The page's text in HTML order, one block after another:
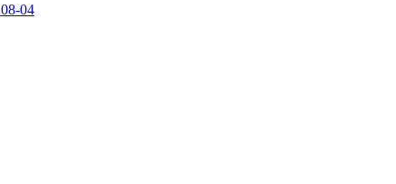
08-04